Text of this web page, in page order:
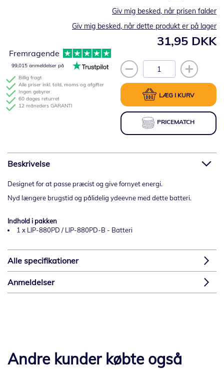
31,95 DKK
Giv mig besked, når prisen falder
Giv mig besked, når dette produkt er på lager
LÆG I KURV
PRICEMATCH
Billig fragt
Alle priser inkl. told, moms og afgifter
Ingen gebyrer
60 dages returret
12 måneders GARANTI
Fremragende
99,015 anmeldelser på
Beskrivelse
Designet for at passe præcist og give fornyet energi.
Nyd længere brugstid og pålidelig ydeevne med dette batteri.
Indhold i pakken
1 x LIP-880PD / LIP-880PD-B - Batteri
Alle specifikationer
Anmeldelser
Andre kunder købte også